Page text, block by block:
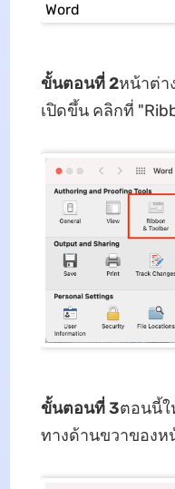
ขั้นตอนที่ 2หน้าต่า
เปิดขึ้น คลิกที่
ขั้นตอนที่ 3ตอนนี้ใ
ทางด้านขวาของห